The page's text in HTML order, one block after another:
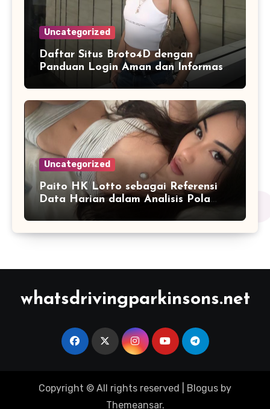
Uncategorized
Daftar Situs Broto4D dengan
Panduan Login Aman dan Informasi
Uncategorized
Paito HK Lotto sebagai Referensi
Data Harian dalam Analisis Pola
whatsdrivingparkinsons.net
Copyright © All rights reserved Blogus by
Themeansar.